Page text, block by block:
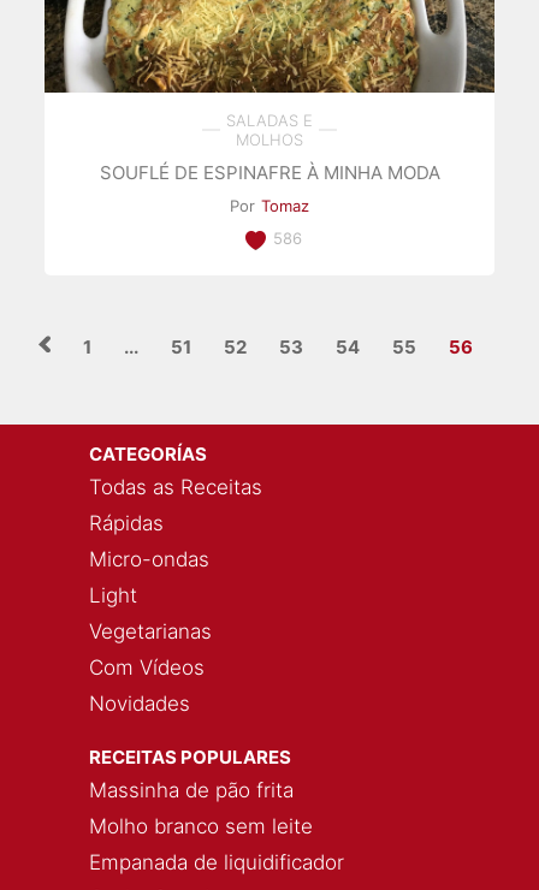
SALADAS E
MOLHOS
SOUFLÉ DE ESPINAFRE À MINHA MODA
Por Tomaz
586
1 ... 51 52 53 54 55 56
CATEGORÍAS
Todas as Receitas
Rápidas
Micro-ondas
Light
Vegetarianas
Com Vídeos
Novidades
RECEITAS POPULARES
Massinha de pão frita
Molho branco sem leite
Empanada de liquidificador